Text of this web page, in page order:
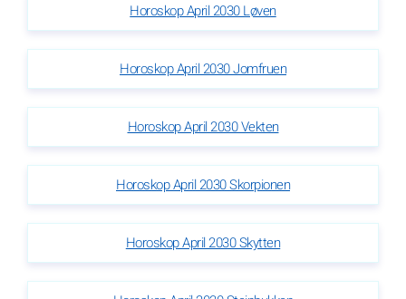
Horoskop April 2030 Løven
Horoskop April 2030 Jomfruen
Horoskop April 2030 Vekten
Horoskop April 2030 Skorpionen
Horoskop April 2030 Skytten